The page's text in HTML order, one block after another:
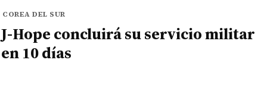
COREA DEL SUR
J-Hope concluirá su servicio militar
en 10 días